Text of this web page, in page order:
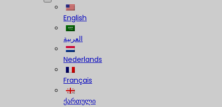
English
العربية
Nederlands
Français
ქართული